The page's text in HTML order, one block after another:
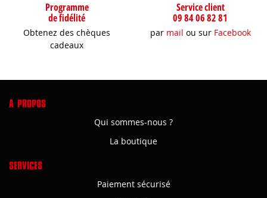
Programme
de fidélité
Obtenez des chèques
cadeaux
Service client
09 84 06 82 81
par mail ou sur Facebook
A PROPOS
Qui sommes-nous ?
La boutique
SERVICES
Paiement sécurisé